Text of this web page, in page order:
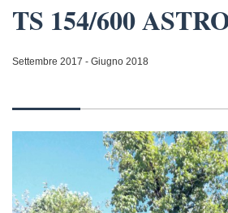
TS 154/600
Settembre 2017 - Giugno 2018